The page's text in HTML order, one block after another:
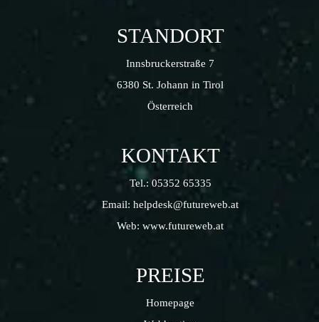
STANDORT
Innsbruckerstraße 7
6380 St. Johann in Tirol
Österreich
KONTAKT
Tel.: 05352 65335
Email: helpdesk@futureweb.at
Web: www.futureweb.at
PREISE
Homepage